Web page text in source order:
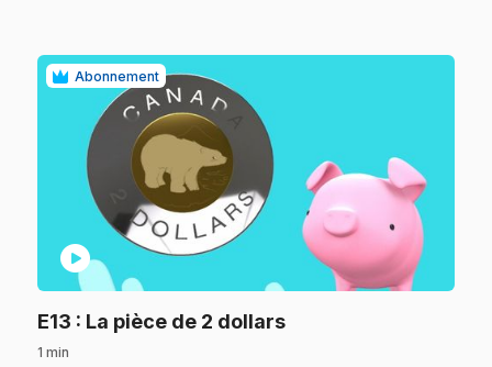
Abonnement
play_circle
E13 : La pièce de 2 dollars.
1 min